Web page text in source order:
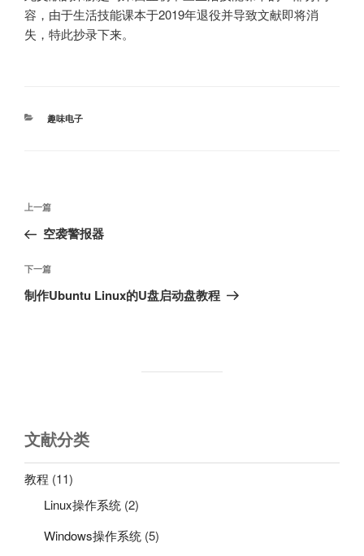
容，由于生活技能课本于2019年退役并导致文献即将消
失，特此抄录下来。
分
趣味电子
文
导
航
上
一
文
章
上一篇
空袭警报器
下
一
下一篇
制作Ubuntu Linux的U盘启动盘教程
文献分类
教程 (11)
Linux操作系统 (2)
Windows操作系统 (5)